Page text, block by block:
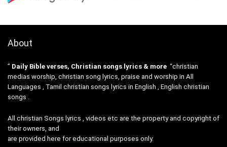
About
” Daily Bible verses, Christian songs lyrics & more “christian
medias worship, christian song lyrics, praise and worship in All
Languages , Tamil christian songs lyrics in English , English christian
songs .
All christian Songs lyrics , videos etc are the property and copyright of
their owners, and
are provided here for educational purposes only.